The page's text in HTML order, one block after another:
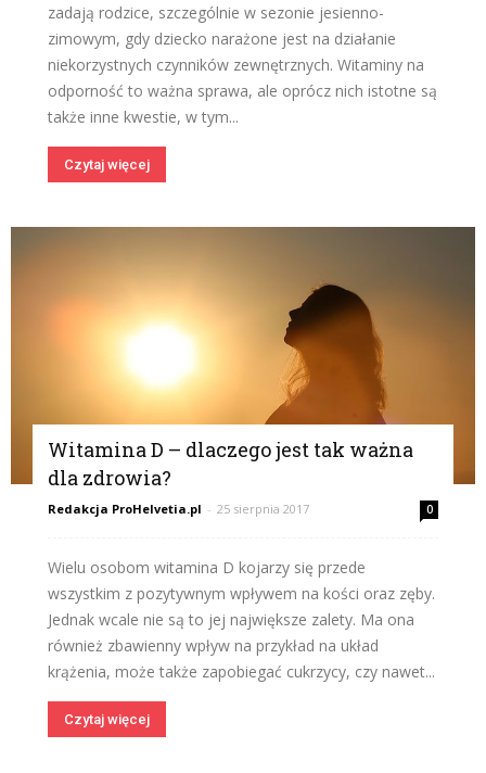
zadają rodzice, szczególnie w sezonie jesienno-
zimowym, gdy dziecko narażone jest na działanie
niekorzystnych czynników zewnętrznych. Witaminy na
odporność to ważna sprawa, ale oprócz nich istotne są
także inne kwestie, w tym...
Czytaj więcej
Witamina D – dlaczego jest tak ważna
dla zdrowia?
Redakcja ProHelvetia.pl - 25 sierpnia 2017 0
Wielu osobom witamina D kojarzy się przede
wszystkim z pozytywnym wpływem na kości oraz zęby.
Jednak wcale nie są to jej największe zalety. Ma ona
również zbawienny wpływ na przykład na układ
krążenia, może także zapobiegać cukrzycy, czy nawet...
Czytaj więcej